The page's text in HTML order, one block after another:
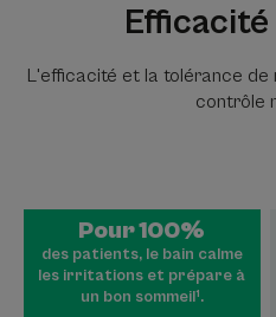
L'efficacité et la tolérance de
contrôle
Pour 100%
des patients, le bain calme
les irritations et prépare à
un bon sommeil¹.